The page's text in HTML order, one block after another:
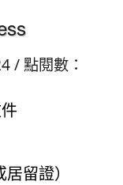
/ 點閱數：
留證）